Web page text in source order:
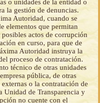
o unidades de la entidad o
la gestión de denuncias.
Autoridad, cuando se
elementos que permitan
actos de corrupción
en curso, para que de
Autoridad instruya la
proceso de contratación.
técnico de otras unidades
pública, de otras
o la contratación de
Unidad de Transparencia y
no cuente con el